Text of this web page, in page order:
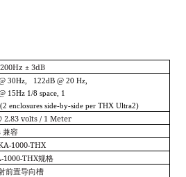
± 3dB
30Hz, 122dB @ 20 Hz,
15Hz 1/8 space, 1
enclosures side-by-side per THX Ultra2)
2.83 volts / 1 Meter
兼容
1000-THX
1000-THX规格
前置导向槽